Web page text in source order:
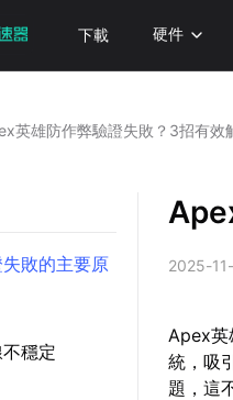
下載 硬件
英雄防作弊驗證失敗？3招有效
敗的主要原
穩定
2025-
Apex英
統，吸
題，這